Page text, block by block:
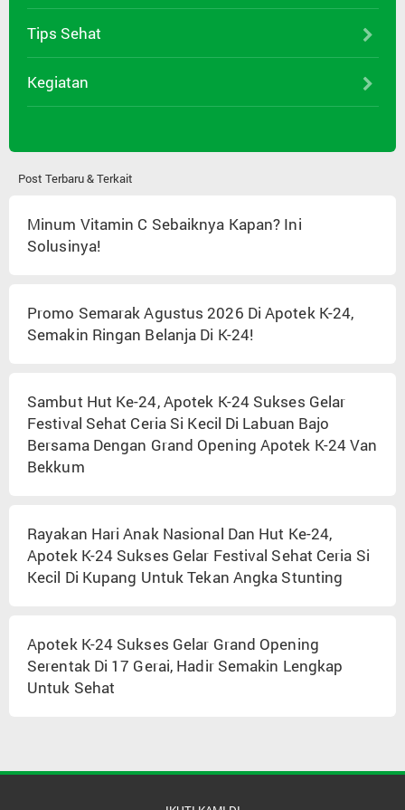
Tips Sehat
Kegiatan
Post Terbaru & Terkait
Minum Vitamin C Sebaiknya Kapan? Ini
Solusinya!
Promo Semarak Agustus 2026 Di Apotek K-24,
Semakin Ringan Belanja Di K-24!
Sambut Hut Ke-24, Apotek K-24 Sukses Gelar
Festival Sehat Ceria Si Kecil Di Labuan Bajo
Bersama Dengan Grand Opening Apotek K-24 Van
Bekkum
Rayakan Hari Anak Nasional Dan Hut Ke-24,
Apotek K-24 Sukses Gelar Festival Sehat Ceria Si
Kecil Di Kupang Untuk Tekan Angka Stunting
Apotek K-24 Sukses Gelar Grand Opening
Serentak Di 17 Gerai, Hadir Semakin Lengkap
Untuk Sehat